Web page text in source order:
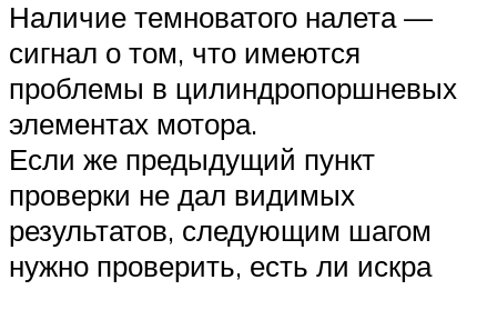
Наличие темноватого налета —
сигнал о том, что имеются
проблемы в цилиндропоршневых
элементах мотора.
Если же предыдущий пункт
проверки не дал видимых
результатов, следующим шагом
нужно проверить, есть ли искра